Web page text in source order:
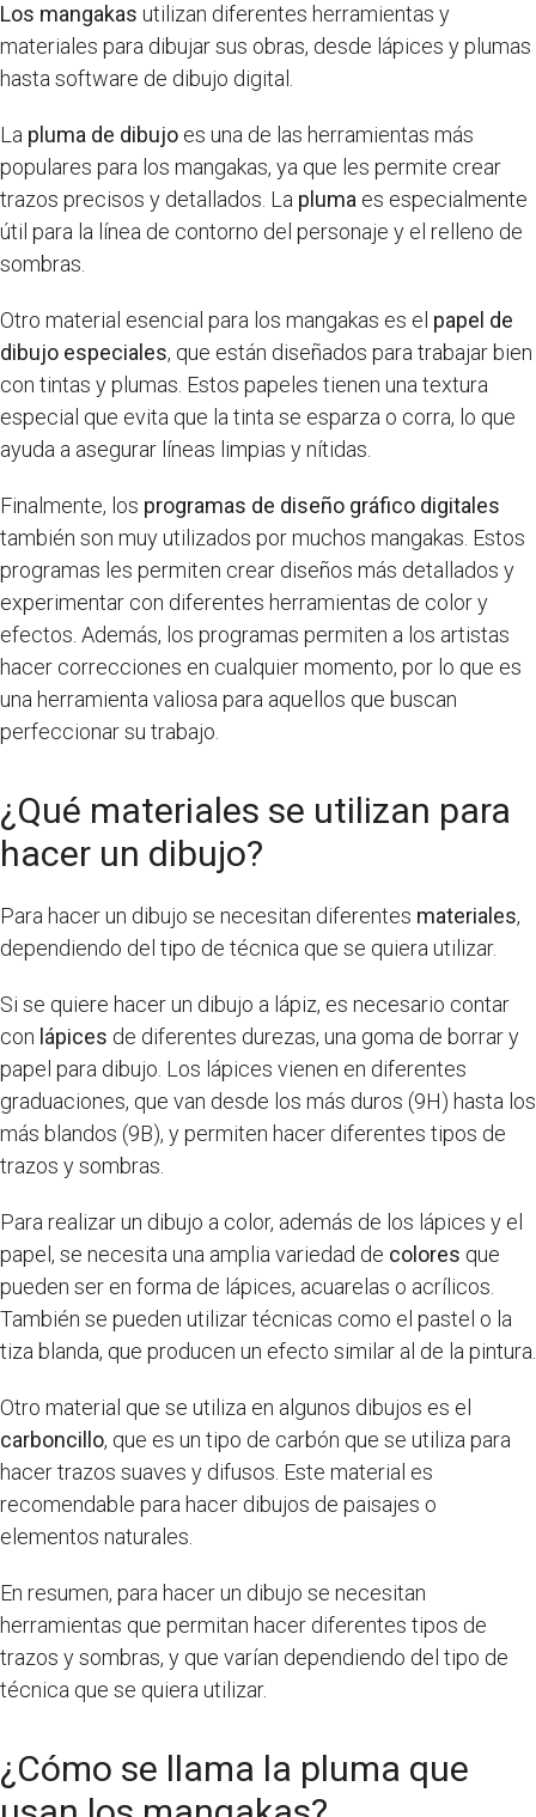
Los mangakas utilizan diferentes herramientas y
materiales para dibujar sus obras, desde lápices y plumas
hasta software de dibujo digital.
La pluma de dibujo es una de las herramientas más
populares para los mangakas, ya que les permite crear
trazos precisos y detallados. La pluma es especialmente
útil para la línea de contorno del personaje y el relleno de
sombras.
Otro material esencial para los mangakas es el papel de
dibujo especiales, que están diseñados para trabajar bien
con tintas y plumas. Estos papeles tienen una textura
especial que evita que la tinta se esparza o corra, lo que
ayuda a asegurar líneas limpias y nítidas.
Finalmente, los programas de diseño gráfico digitales
también son muy utilizados por muchos mangakas. Estos
programas les permiten crear diseños más detallados y
experimentar con diferentes herramientas de color y
efectos. Además, los programas permiten a los artistas
hacer correcciones en cualquier momento, por lo que es
una herramienta valiosa para aquellos que buscan
perfeccionar su trabajo.
¿Qué materiales se utilizan para
hacer un dibujo?
Para hacer un dibujo se necesitan diferentes materiales,
dependiendo del tipo de técnica que se quiera utilizar.
Si se quiere hacer un dibujo a lápiz, es necesario contar
con lápices de diferentes durezas, una goma de borrar y
papel para dibujo. Los lápices vienen en diferentes
graduaciones, que van desde los más duros (9H) hasta los
más blandos (9B), y permiten hacer diferentes tipos de
trazos y sombras.
Para realizar un dibujo a color, además de los lápices y el
papel, se necesita una amplia variedad de colores que
pueden ser en forma de lápices, acuarelas o acrílicos.
También se pueden utilizar técnicas como el pastel o la
tiza blanda, que producen un efecto similar al de la pintura.
Otro material que se utiliza en algunos dibujos es el
carboncillo, que es un tipo de carbón que se utiliza para
hacer trazos suaves y difusos. Este material es
recomendable para hacer dibujos de paisajes o
elementos naturales.
En resumen, para hacer un dibujo se necesitan
herramientas que permitan hacer diferentes tipos de
trazos y sombras, y que varían dependiendo del tipo de
técnica que se quiera utilizar.
¿Cómo se llama la pluma que